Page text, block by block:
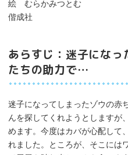
絵 むらかみつとむ
偕成社
あらすじ：迷子にな
たちの助力で…
迷子になってしまったゾウの赤
んを探してくれようとしますが
めます。今度はカバが心配して
れました。ところが、そこには